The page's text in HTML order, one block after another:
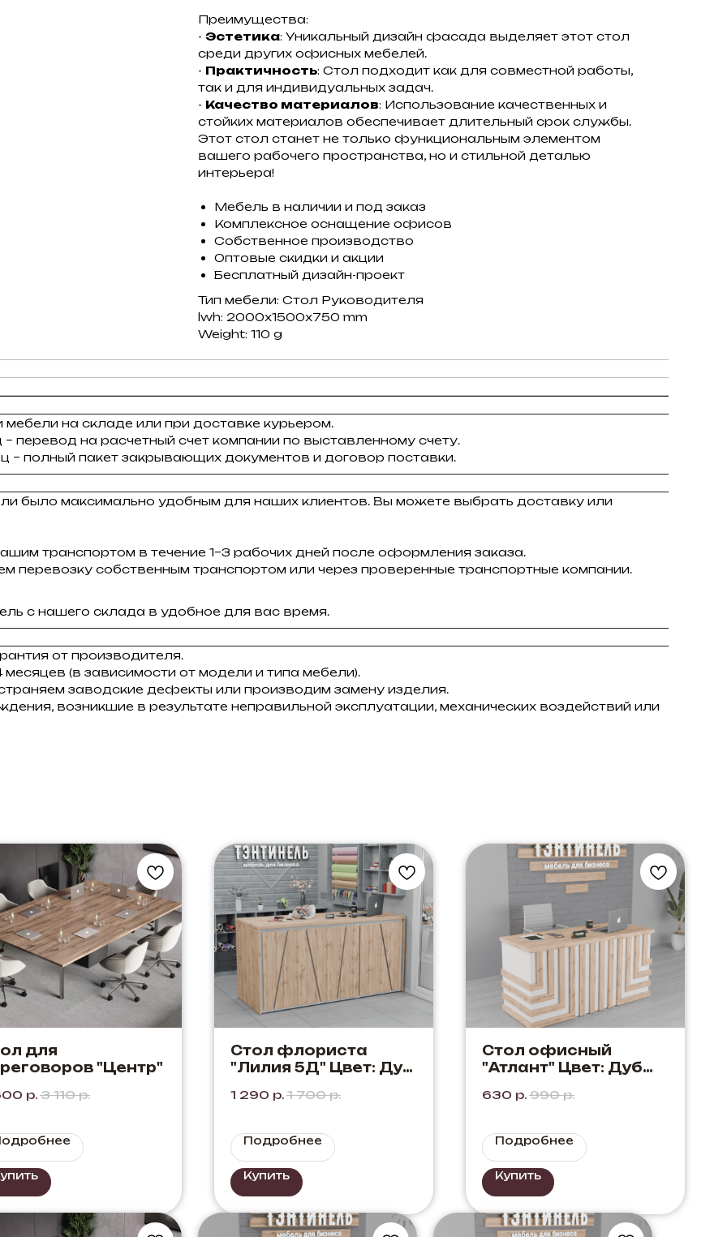
Преимущества:
- Эстетика: Уникальный дизайн фасада выделяет этот стол
среди других офисных мебелей.
- Практичность: Стол подходит как для совместной работы,
так и для индивидуальных задач.
- Качество материалов: Использование качественных и
стойких материалов обеспечивает длительный срок службы.
Этот стол станет не только функциональным элементом
вашего рабочего пространства, но и стильной деталью
интерьера!
Мебель в наличии и под заказ
Комплексное оснащение офисов
Собственное производство
Оптовые скидки и акции
Бесплатный дизайн-проект
Тип мебели: Стол Руководителя
lwh: 2000x1500x750 mm
Weight: 110 g
на складе или при доставке курьером.
перевод на расчетный счет компании по выставленному счету.
– полный пакет закрывающих документов и договор поставки.
было максимально удобным для наших клиентов. Вы можете выбрать доставку или
транспортом в течение 1–3 рабочих дней после оформления заказа.
перевозку собственным транспортом или через проверенные транспортные компании.
с нашего склада в удобное для вас время.
от производителя.
(в зависимости от модели и типа мебели).
заводские дефекты или производим замену изделия.
возникшие в результате неправильной эксплуатации, механических воздействий или
для
"Центр"
р. 3 110 р.
Стол флориста
"Лилия 5Д" Цвет: Дуб
1 290 р. 1 700 р.
Подробнее
Купить
Стол офисный
"Атлант" Цвет: Дуб
Сочетание светлого
630 р. 990 р.
Подробнее
Купить